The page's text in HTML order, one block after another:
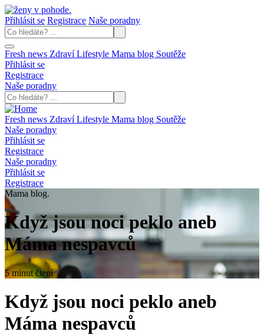
Přihlásit se Registrace Naše poradny
Fresh news ZdravíLifestyle Mama blog Soutěže
Přihlásit se
Registrace
Naše poradny
Fresh news ZdravíLifestyle Mama blog Soutěže
Naše poradny
Přihlásit se
Registrace
Naše poradny
Přihlásit se
Registrace
Mama blog.
Když jsou noci peklo aneb
Máma nespavců
5 minut čtení
Když jsou noci peklo aneb
Máma nespavců